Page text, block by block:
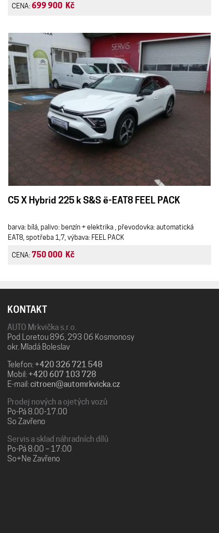
CENA:699 900 Kč
C5 X Hybrid 225 k S&S ë-EAT8 FEEL PACK
barva: bílá, palivo: benzín + elektrika , převodovka: automatická
EAT8, spotřeba 1,7, výbava: FEEL PACK
CENA:750 000 Kč
KONTAKT
AUTO Mrkvička s.r.o.
Pod Loretou 896, 293 06 Kosmonosy
okr. Mladá Boleslav
Telefon:+420 326 721 548
Mobil:+420 607 103 728
E-mail:citroen@automrkvicka.cz
Prodej nových a ojetých vozů
Po-Pá 8.00-17.00
So Zavřeno
Servis a sklad náhradních dílů
Po-Pá 8:00 – 17:00
So+Ne Zavřeno